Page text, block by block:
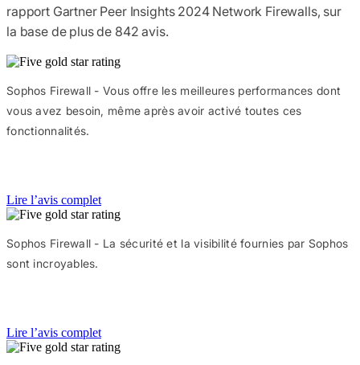
rapport Gartner Peer Insights 2024 Network Firewalls, sur
la base de plus de 842 avis.
Sophos Firewall - Vous offre les meilleures performances dont
vous avez besoin, même après avoir activé toutes ces
fonctionnalités.
Lire l’avis complet
Sophos Firewall - La sécurité et la visibilité fournies par Sophos
sont incroyables.
Lire l’avis complet